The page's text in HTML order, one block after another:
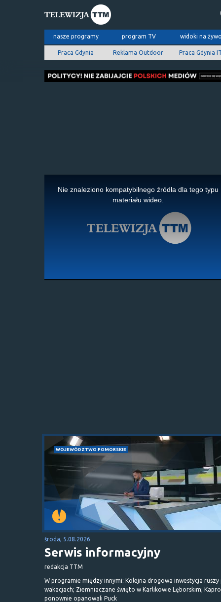
nasze programy program TV widoki na
Praca Gdynia Reklama Outdoor Praca Gdynia
Nie znaleziono kompatybilnego źródła dla tego typu
materiału wideo.
WOJEWÓDZTWO POMORSKIE
środa, 5.08.2026
Serwis informacyjny
redakcja TTM
W programie między innymi: Kolejna drogowa inwestycja ruszy
wakacjach; Ziemniaczane święto w Karlikowie Lęborskim;
ponownie opanowali Puck